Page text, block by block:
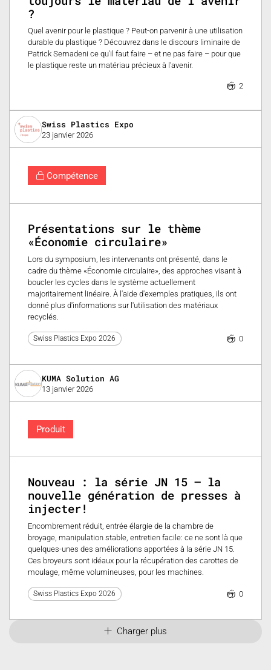
?
Quel avenir pour le plastique ? Peut-on parvenir à une utilisation
durable du plastique ? Découvrez dans le discours liminaire de
Patrick Semadeni ce qu'il faut faire – et ne pas faire – pour que
le plastique reste un matériau précieux à l'avenir.
2
Swiss Plastics Expo
23 janvier 2026
Compétence
Présentations sur le thème
«Économie circulaire»
Lors du symposium, les intervenants ont présenté, dans le
cadre du thème «Économie circulaire», des approches visant à
boucler les cycles dans le système actuellement
majoritairement linéaire. À l'aide d'exemples pratiques, ils ont
donné plus d'informations sur l'utilisation des matériaux
recyclés.
Swiss Plastics Expo 2026 0
KUMA Solution AG
13 janvier 2026
Produit
Nouveau : la série JN 15 – la
nouvelle génération de presses à
injecter!
Encombrement réduit, entrée élargie de la chambre de
broyage, manipulation stable, entretien facile: ce ne sont là que
quelques-unes des améliorations apportées à la série JN 15.
Ces broyeurs sont idéaux pour la récupération des carottes de
moulage, même volumineuses, pour les machines.
Swiss Plastics Expo 2026 0
Charger plus